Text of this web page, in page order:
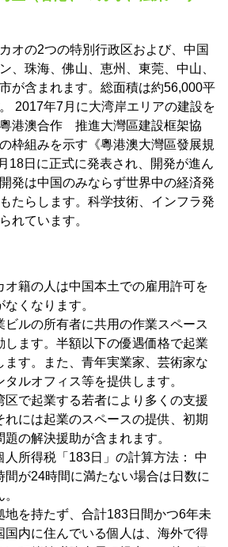
オの2つの特別行政区および、中国
、珠海、佛山、恵州、東莞、中山、
が含まれます。総面積は約56,000平
2017年7月に大湾岸エリアの建設を
港澳合作 推進大灣區建設框架協
枠組みを示す《粵港澳大灣區發展規
18日に正式に発表され、開発が進ん
発は中国のみならず世界中の経済発
たらします。科学技術、インフラ発
れています。
オ籍の人は中国本土での雇用許可を
くなります。
ビルの所有者に共用の作業スペース
します。半額以下の優遇価格で起業
ます。また、青年実業家、芸術家な
タルオフィス等を提供します。
区で起業する若者により多くの支援
れには起業のスペースの提供、初期
の解決援助が含まれます。
人所得税「183日」の計算方法： 中
間が24時間に満たない場合は日数に
地を持たず、合計183日間かつ6年未
国内に住んでいる個人は、海外で得